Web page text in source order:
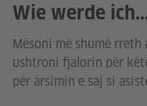
Wie werde
Mësoni më shumë
ushtroni fjalorin për
për arsimin e saj si